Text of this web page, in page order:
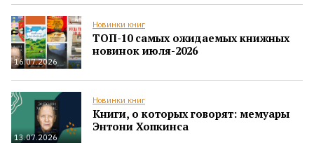
16.07.2026
Новинки книг
ТОП-10 самых ожидаемых книжных
новинок июля-2026
13.07.2026
Новинки книг
Книги, о которых говорят: мемуары
Энтони Хопкинса